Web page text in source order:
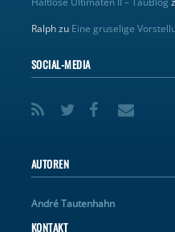
Ralphzu Eine gruselige
SOCIAL-MEDIA
AUTOREN
André Tautenhahn
KONTAKT